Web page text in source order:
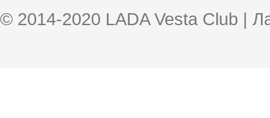
© 2014-2020 LADA Vesta Club |